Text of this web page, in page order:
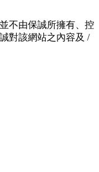
不由保誠所擁有、控
對該網站之內容及 /